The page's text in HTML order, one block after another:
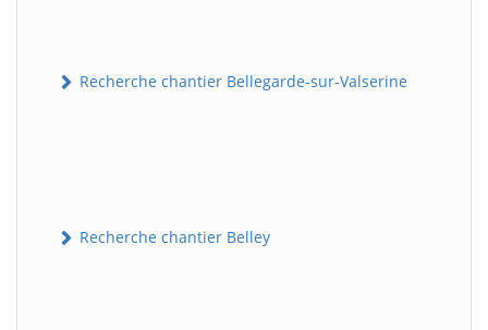
Recherche chantier Bellegarde-sur-Valserine
Recherche chantier Belley